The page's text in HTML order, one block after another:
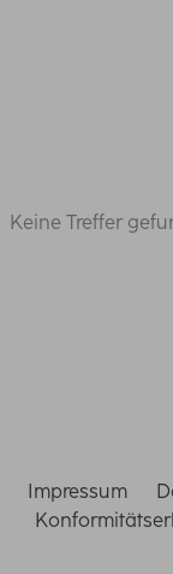
Keine Treffer
Impressum